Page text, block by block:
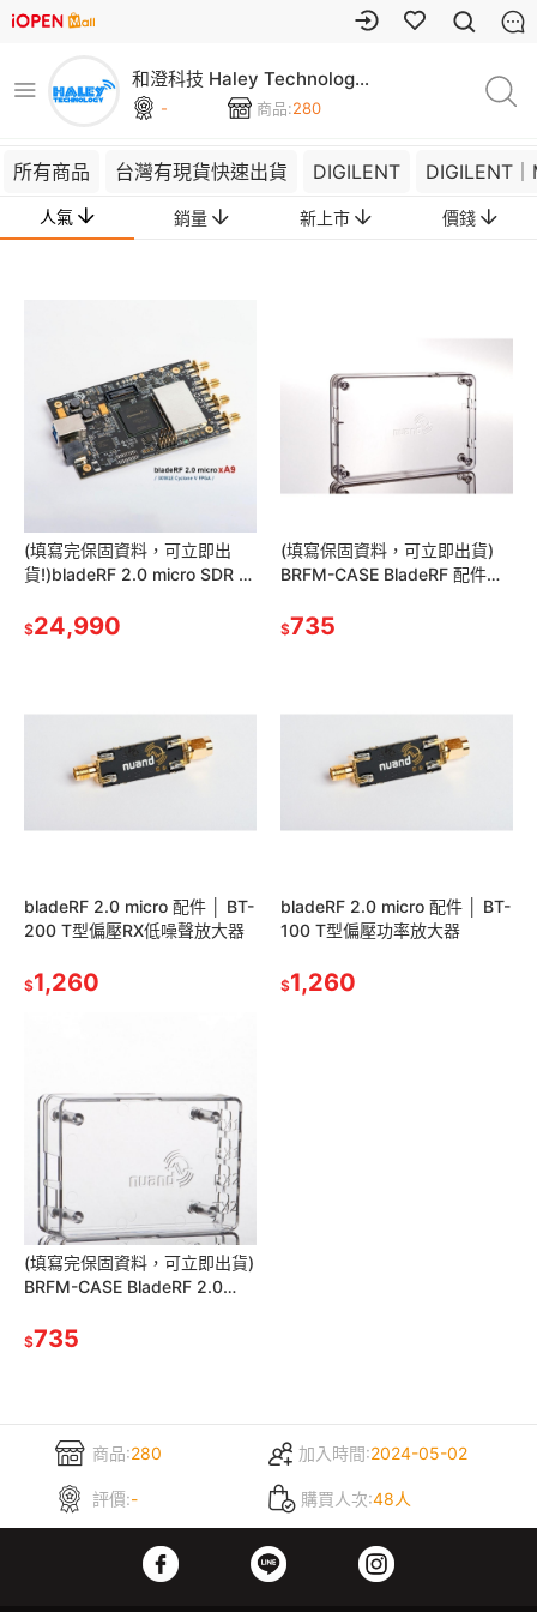
和澄科技 Haley Technology
｜DIGILENT Taiwan
- 商品:280
所有商品 台灣有現貨快速出貨 DIGILENT DIGILENT
人氣 銷量 新上市 價錢
(填寫完保固資料，可立即出
貨!)bladeRF 2.0 micro SDR │
服務
$24,990
(填寫保固資料，可立即出貨)
BRFM-CASE BladeRF 配件｜
台灣代理
$735
bladeRF 2.0 micro 配件 │ BT-
200 T型偏壓RX低噪聲放大器
$1,260
bladeRF 2.0 micro 配件 │ BT-
100 T型偏壓功率放大器
$1,260
(填寫完保固資料，可立即出貨)
BRFM-CASE BladeRF 2.0
$735
商品:280 加入時間:2024-05-02
評價:- 購買人次:48人